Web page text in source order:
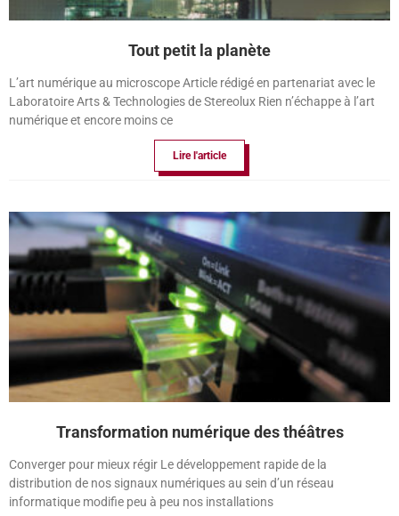
Tout petit la planète
L’art numérique au microscope Article rédigé en partenariat avec le
Laboratoire Arts & Technologies de Stereolux Rien n’échappe à l’art
numérique et encore moins ce
Lire l'article
Transformation numérique des théâtres
Converger pour mieux régir Le développement rapide de la
distribution de nos signaux numériques au sein d’un réseau
informatique modifie peu à peu nos installations